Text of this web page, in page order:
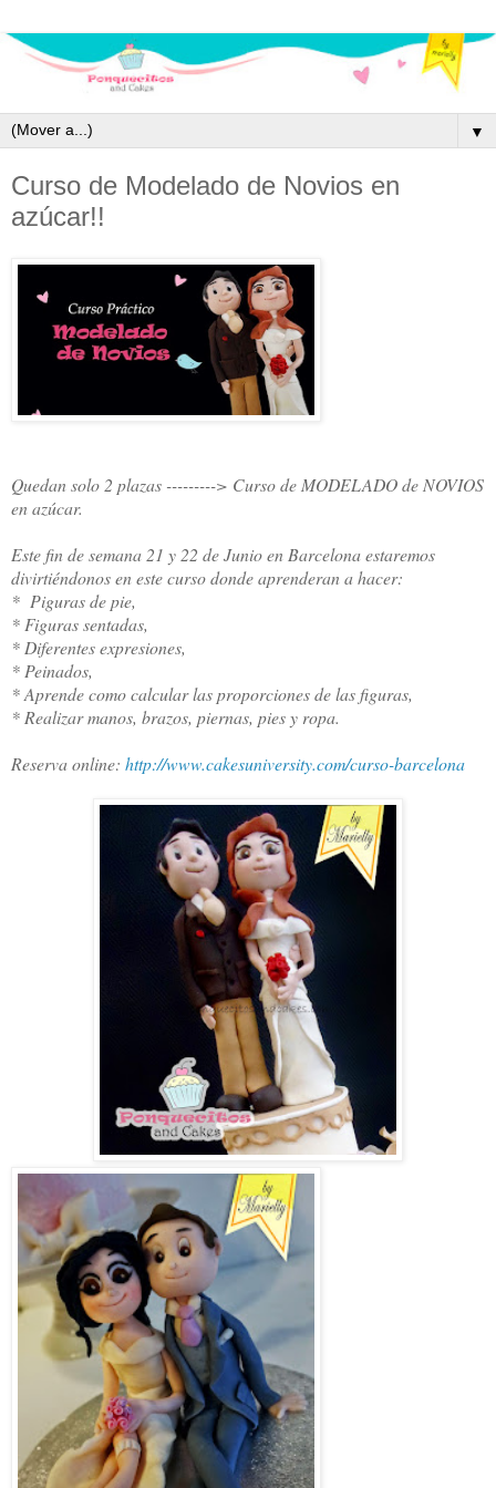
▼
Curso de Modelado de Novios en
azúcar!!
Quedan solo 2 plazas ---------> Curso de MODELADO de NOVIOS
en azúcar.
Este fin de semana 21 y 22 de Junio en Barcelona estaremos
divirtiéndonos en este curso donde aprenderan a hacer:
* Piguras de pie,
* Figuras sentadas,
* Diferentes expresiones,
* Peinados,
* Aprende como calcular las proporciones de las figuras,
* Realizar manos, brazos, piernas, pies y ropa.
Reserva online: http://www.cakesuniversity.com/curso-barcelona